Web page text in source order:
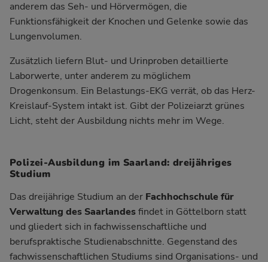
anderem das Seh- und Hörvermögen, die
Funktionsfähigkeit der Knochen und Gelenke sowie das
Lungenvolumen.
Zusätzlich liefern Blut- und Urinproben detaillierte
Laborwerte, unter anderem zu möglichem
Drogenkonsum. Ein Belastungs-EKG verrät, ob das Herz-
Kreislauf-System intakt ist. Gibt der Polizeiarzt grünes
Licht, steht der Ausbildung nichts mehr im Wege.
Polizei-Ausbildung im Saarland: dreijähriges
Studium
Das dreijährige Studium an der Fachhochschule für
Verwaltung des Saarlandesfindet in Göttelborn statt
und gliedert sich in fachwissenschaftliche und
berufspraktische Studienabschnitte. Gegenstand des
fachwissenschaftlichen Studiums sind Organisations- und